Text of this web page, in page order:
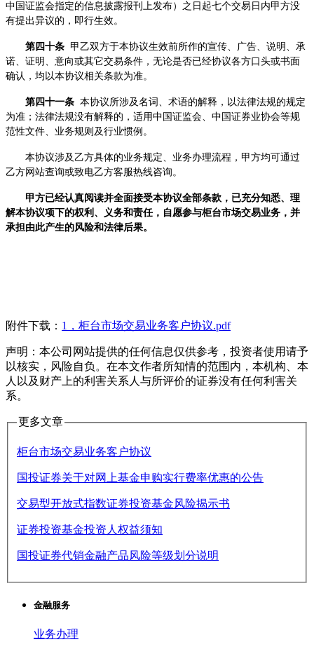
中国证监会指定的信息披露报刊上发布）之日起七个交易日内甲方没
有提出异议的，即行生效。
第四十条 甲乙双方于本协议生效前所作的宣传、广告、说明、承
诺、证明、意向或其它交易条件，无论是否已经协议各方口头或书面
确认，均以本协议相关条款为准。
第四十一条 本协议所涉及名词、术语的解释，以法律法规的规定
为准；法律法规没有解释的，适用中国证监会、中国证券业协会等规
范性文件、业务规则及行业惯例。
本协议涉及乙方具体的业务规定、业务办理流程，甲方均可通过
乙方网站查询或致电乙方客服热线咨询。
甲方已经认真阅读并全面接受本协议全部条款，已充分知悉、理
解本协议项下的权利、义务和责任，自愿参与柜台市场交易业务，并
承担由此产生的风险和法律后果。
附件下载： 1，柜台市场交易业务客户协议.pdf
声明：本公司网站提供的任何信息仅供参考，投资者使用请予
以核实，风险自负。在本文作者所知情的范围内，本机构、本
人以及财产上的利害关系人与所评价的证券没有任何利害关
系。
更多文章
柜台市场交易业务客户协议
国投证券关于对网上基金申购实行费率优惠的公告
交易型开放式指数证券投资基金风险揭示书
证券投资基金投资人权益须知
国投证券代销金融产品风险等级划分说明
金融服务
业务办理